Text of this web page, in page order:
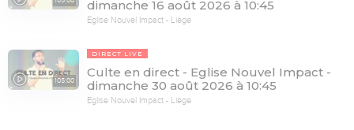
dimanche 16 août 2026 à 10:45
Eglise Nouvel Impact - Liège
105:00
DIRECT LIVE
Culte en direct - Eglise Nouvel Impact -
dimanche 30 août 2026 à 10:45
Eglise Nouvel Impact - Liège